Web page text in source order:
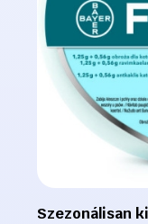
Szezonálisan